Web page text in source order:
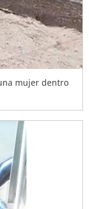
mujer dentro